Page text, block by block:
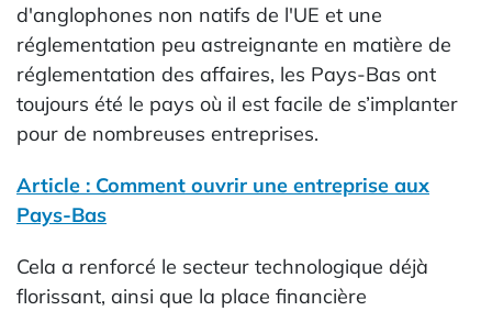
d'anglophones non natifs de l'UE et une
réglementation peu astreignante en matière de
réglementation des affaires, les Pays-Bas ont
toujours été le pays où il est facile de s’implanter
pour de nombreuses entreprises.
Article : Comment ouvrir une entreprise aux
Pays-Bas
Cela a renforcé le secteur technologique déjà
florissant, ainsi que la place financière